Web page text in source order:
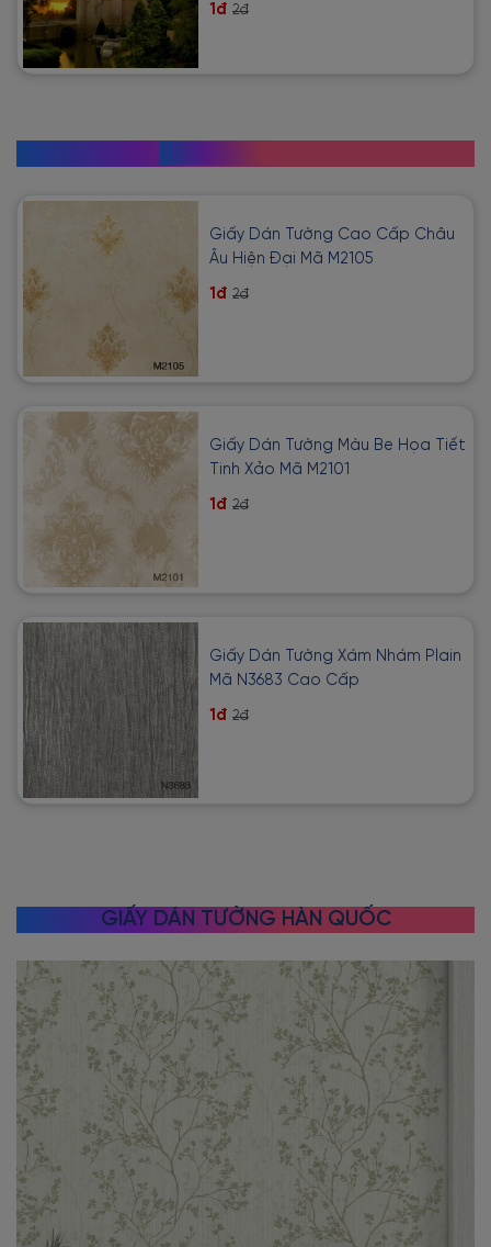
1đ 2đ
Giấy Dán Tường Cao Cấp Châu
Âu Hiện Đại Mã M2105
1đ 2đ
Giấy Dán Tường Màu Be Họa Tiết
Tinh Xảo Mã M2101
1đ 2đ
Giấy Dán Tường Xám Nhám Plain
Mã N3683 Cao Cấp
1đ 2đ
GIẤY DÁN TƯỜNG HÀN QUỐC